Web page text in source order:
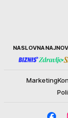
KurirNASLOVNA
Marketing